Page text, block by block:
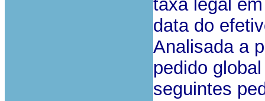
taxa legal
data do
Analisada a
pedido
seguintes